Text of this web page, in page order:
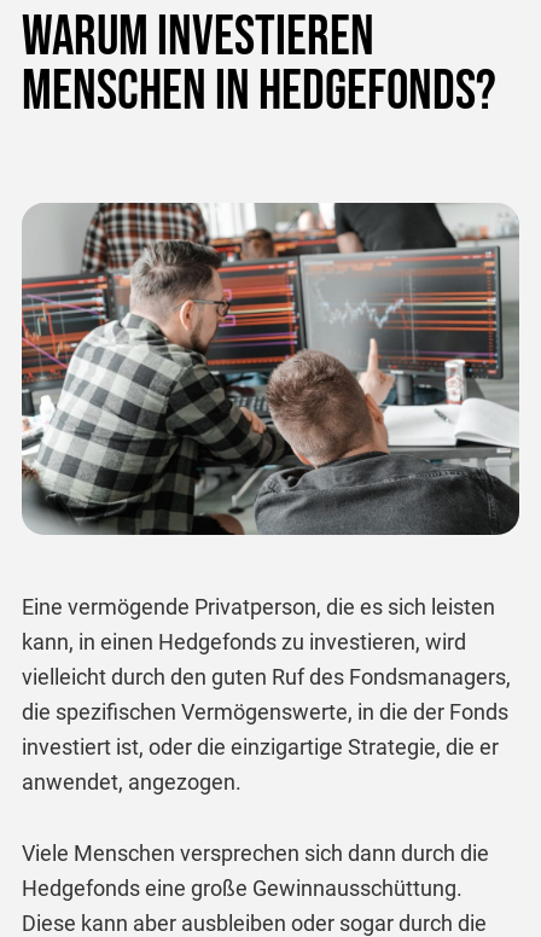
Warum investieren
Menschen in Hedgefonds?
Eine vermögende Privatperson, die es sich leisten
kann, in einen Hedgefonds zu investieren, wird
vielleicht durch den guten Ruf des Fondsmanagers,
die spezifischen Vermögenswerte, in die der Fonds
investiert ist, oder die einzigartige Strategie, die er
anwendet, angezogen.
Viele Menschen versprechen sich dann durch die
Hedgefonds eine große Gewinnausschüttung.
Diese kann aber ausbleiben oder sogar durch die